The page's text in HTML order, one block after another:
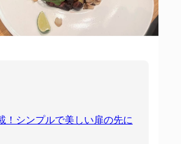
！シンプルで美しい扉の先に